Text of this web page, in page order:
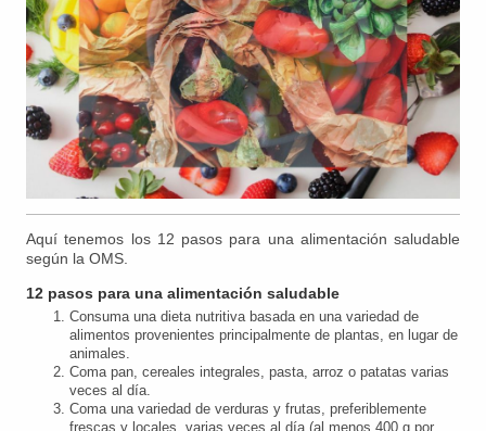
Aquí tenemos los 12 pasos para una alimentación saludable
según la OMS.
12 pasos para una alimentación saludable
Consuma una dieta nutritiva basada en una variedad de
alimentos provenientes principalmente de plantas, en lugar de
animales.
Coma pan, cereales integrales, pasta, arroz o patatas varias
veces al día.
Coma una variedad de verduras y frutas, preferiblemente
frescas y locales, varias veces al día (al menos 400 g por